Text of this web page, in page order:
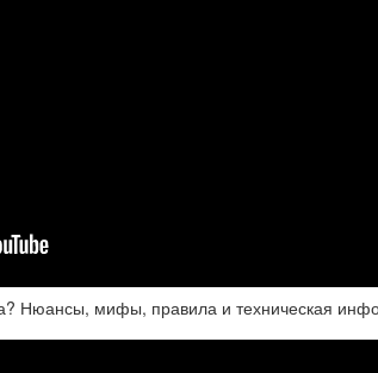
Нюансы, мифы, правила и техническая